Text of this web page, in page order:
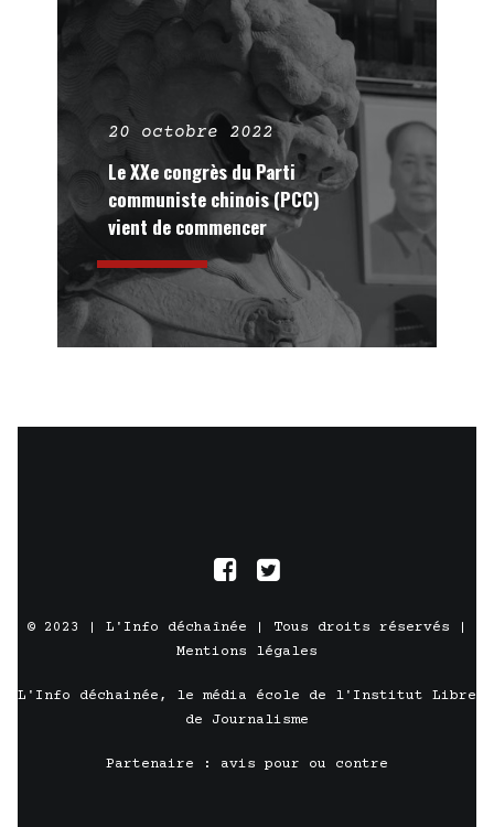
20 octobre 2022
Le XXe congrès du Parti
communiste chinois (PCC)
vient de commencer
© 2023 | L'Info déchaînée | Tous droits réservés |
Mentions légales
L'Info déchainée, le média école de l' Institut Libre
de Journalisme
Partenaire : avis pour ou contre